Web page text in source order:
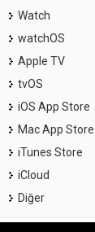
Watch
watchOS
Apple TV
tvOS
iOS App Store
Mac App Store
iTunes Store
iCloud
Diğer